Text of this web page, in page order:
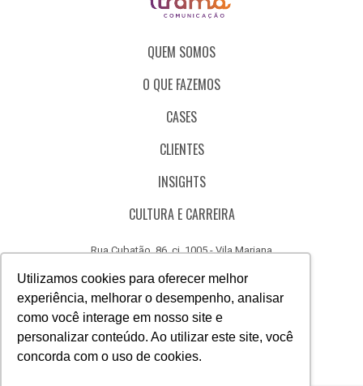
Utilizamos cookies para oferecer melhor
experiência, melhorar o desempenho, analisar
como você interage em nosso site e
personalizar conteúdo. Ao utilizar este site, você
concorda com o uso de cookies.
QUEM SOMOS
O QUE FAZEMOS
CASES
CLIENTES
INSIGHTS
CULTURA E CARREIRA
Rua Cubatão, 86, cj. 1005 - Vila Mariana
CÓDIGO DE ÉTICA
CANAL DE DENÚNCIAS